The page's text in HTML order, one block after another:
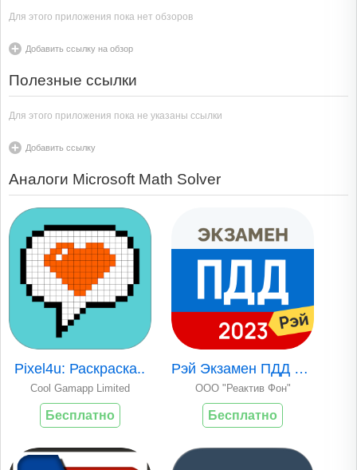
Для этого приложения пока нет обзоров
Добавить ссылку на обзор
Полезные ссылки
Для этого приложения пока не указаны ссылки
Добавить ссылку
Аналоги Microsoft Math Solver
Pixel4u: Раскраска..
Cool Gamapp Limited
Бесплатно
Рэй Экзамен ПДД 20..
ООО "Реактив Фон"
Бесплатно